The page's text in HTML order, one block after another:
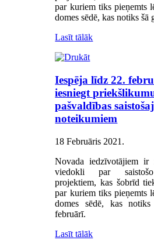
par kuriem tiks pieņemts
domes sēdē, kas notiks šā
Lasīt tālāk
Iespēja līdz 22.
iesniegt
pašvaldības
noteikumiem
18 Februāris 2021 .
Novada iedzīvotājiem ir
viedokli par
projektiem, kas šobrīd
par kuriem tiks pieņemts
domes sēdē, kas
februārī.
Lasīt tālāk